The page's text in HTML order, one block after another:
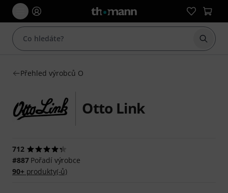
Začít
Přehled výrobců O
Otto Link
712
#887Pořadí výrobce
90+produkty(-ů)